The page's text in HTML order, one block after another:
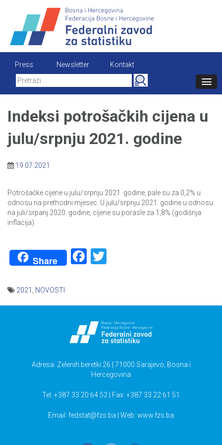
content
Press Newsletter
Kontakt
Search
for:
Indeksi potrošačkih cijena u
julu/srpnju 2021. godine
19.07.2021
Potrošačke cijene u julu/srpnju 2021. godine, pale su za 0,2% u
odnosu na prethodni mjesec. U julu/srpnju 2021. godine u odnosu
na juli/srpanj 2020. godine, cijene su porasle za 1,8% (godišnja
inflacija).
Share Facebook
2021 NOVOSTI
Adresa: Zelenih beretki 26 | 71000 Sarajevo, Bosna i
Hercegovina
Tel: +387 33 20 64 52 | Fax: +387 33 22 61 51
Email: fedstat@fzs.ba | Web: www.fzs.ba